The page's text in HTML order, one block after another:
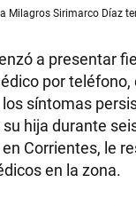
Milagros Sirimarco Díaz
a presentar
por
síntomas
hija durante
Corrientes, le
en la zona.